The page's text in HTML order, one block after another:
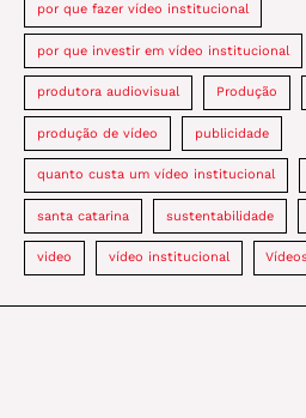
por que fazer vídeo institucional
por que investir em vídeo institucional
produtora audiovisual Produção
produção de vídeo publicidade
quanto custa um vídeo institucional
santa catarina sustentabilidade
video vídeo institucional